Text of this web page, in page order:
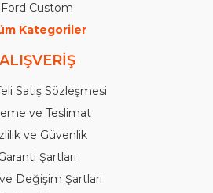
Ford Custom
Kategoriler
ALIŞVERİŞ
Satış Sözleşmesi
ve Teslimat
ve Güvenlik
Şartları
Değişim Şartları